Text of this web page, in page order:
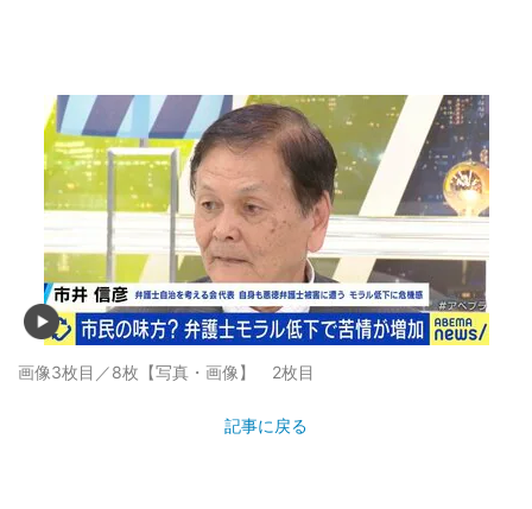
画像3枚目／8枚 【写真・画像】 2枚目
記事に戻る